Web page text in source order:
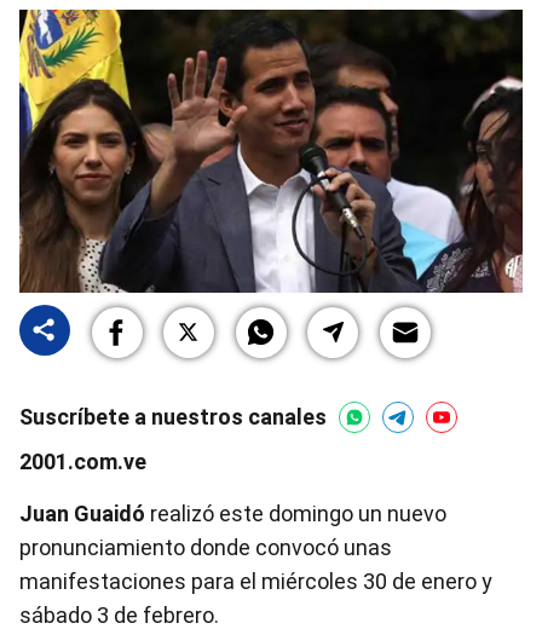
Suscríbete a nuestros canales
2001.com.ve
Juan Guaidó realizó este domingo un nuevo
pronunciamiento donde convocó unas
manifestaciones para el miércoles 30 de enero y
sábado 3 de febrero.